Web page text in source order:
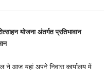
योजना अंतर्गत प्रतिभावान
ने आज यहां अपने निवास कार्यालय में